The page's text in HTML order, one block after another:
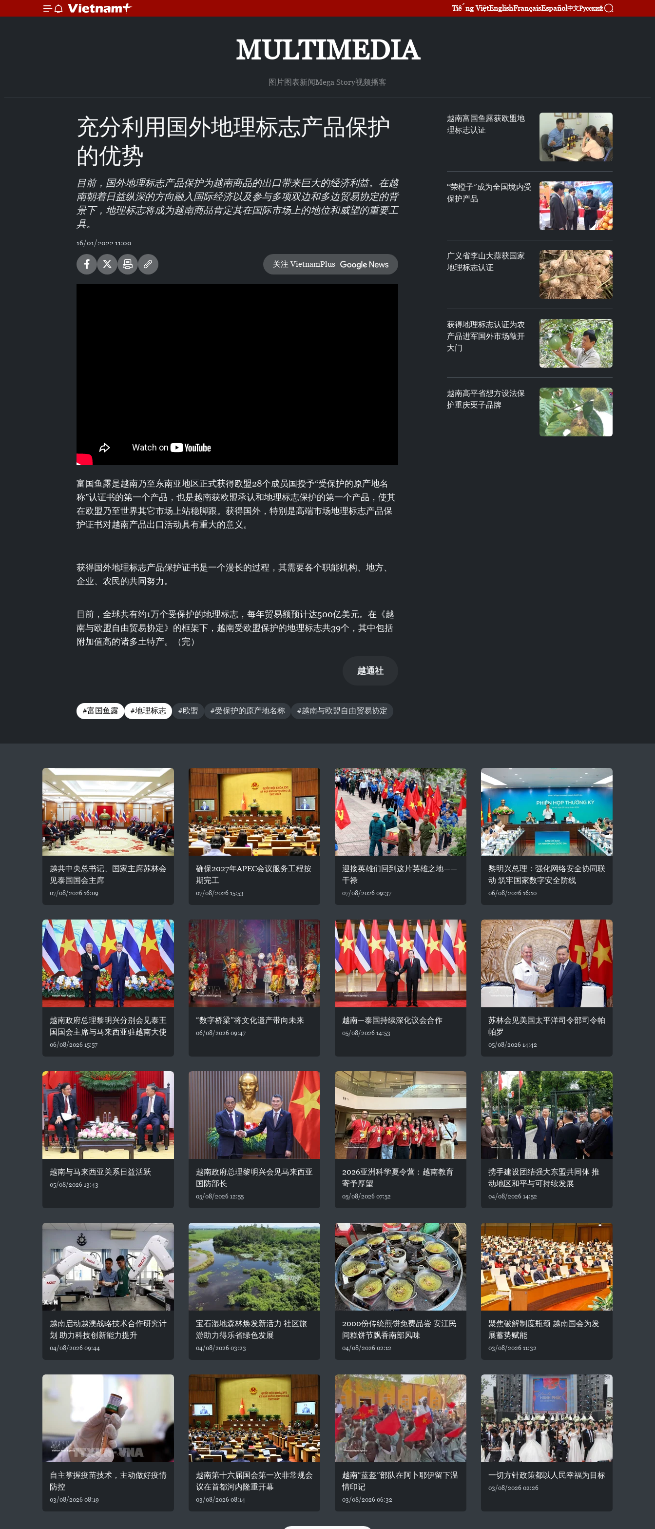
Tiếng ViệtEnglishFrançaisEspañol中文Русский
MULTIMEDIA
图片图表新闻Mega Story视频播客
充分利用国外地理标志产品保护
的优势
目前，国外地理标志产品保护为越南商品的出口带来巨大的经济利益。在越
南朝着日益纵深的方向融入国际经济以及参与多项双边和多边贸易协定的背
景下，地理标志将成为越南商品肯定其在国际市场上的地位和威望的重要工
具。
16/01/2022 11:00
关注 VietnamPlus
富国鱼露是越南乃至东南亚地区正式获得欧盟28个成员国授予“受保护的原产地名
称”认证书的第一个产品，也是越南获欧盟承认和地理标志保护的第一个产品，使其
在欧盟乃至世界其它市场上站稳脚跟。获得国外，特别是高端市场地理标志产品保
护证书对越南产品出口活动具有重大的意义。
获得国外地理标志产品保护证书是一个漫长的过程，其需要各个职能机构、地方、
企业、农民的共同努力。
目前，全球共有约1万个受保护的地理标志，每年贸易额预计达500亿美元。在《越
南与欧盟自由贸易协定》的框架下，越南受欧盟保护的地理标志共39个，其中包括
附加值高的诸多土特产。（完）
越通社
#富国鱼露 #地理标志 #欧盟 #受保护的原产地名称 #越南与欧盟自由贸易协定
越南富国鱼露获欧盟地
理标志认证
“荣橙子”成为全国境内受
保护产品
广义省李山大蒜获国家
地理标志认证
获得地理标志认证为农
产品进军国外市场敲开
大门
越南高平省想方设法保
护重庆栗子品牌
越共中央总书记、国家主席苏林会
见泰国国会主席
07/08/2026 16:09
确保2027年APEC会议服务工程按
期完工
07/08/2026 15:53
迎接英雄们回到这片英雄之地——
干禄
07/08/2026 09:37
黎明兴总理：强化网络安全协同联
动 筑牢国家数字安全防线
06/08/2026 16:10
越南政府总理黎明兴分别会见泰王
国国会主席与马来西亚驻越南大使
06/08/2026 15:57
“数字桥梁”将文化遗产带向未来
06/08/2026 09:47
越南—泰国持续深化议会合作
05/08/2026 14:53
苏林会见美国太平洋司令部司令帕
帕罗
05/08/2026 14:42
越南与马来西亚关系日益活跃
05/08/2026 13:43
越南政府总理黎明兴会见马来西亚
国防部长
05/08/2026 12:55
2026亚洲科学夏令营：越南教育
寄予厚望
05/08/2026 07:52
携手建设团结强大东盟共同体 推
动地区和平与可持续发展
04/08/2026 14:52
越南启动越澳战略技术合作研究计
划 助力科技创新能力提升
04/08/2026 09:44
宝石湿地森林焕发新活力 社区旅
游助力得乐省绿色发展
04/08/2026 03:23
2000份传统煎饼免费品尝 安江民
间糕饼节飘香南部风味
04/08/2026 02:12
聚焦破解制度瓶颈 越南国会为发
展蓄势赋能
03/08/2026 11:32
自主掌握疫苗技术，主动做好疫情
防控
03/08/2026 08:19
越南第十六届国会第一次非常规会
议在首都河内隆重开幕
03/08/2026 08:14
越南“蓝盔”部队在阿卜耶伊留下温
情印记
03/08/2026 06:32
一切方针政策都以人民幸福为目标
03/08/2026 02:26